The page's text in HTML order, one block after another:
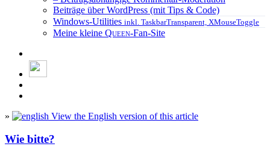
Beiträge über WordPress (mit Tips & Code)
Windows-Utilities inkl. TaskbarTransparent, XMouseToggle
Meine kleine Queen-Fan-Site
» View the English version of this article
Wie bitte?